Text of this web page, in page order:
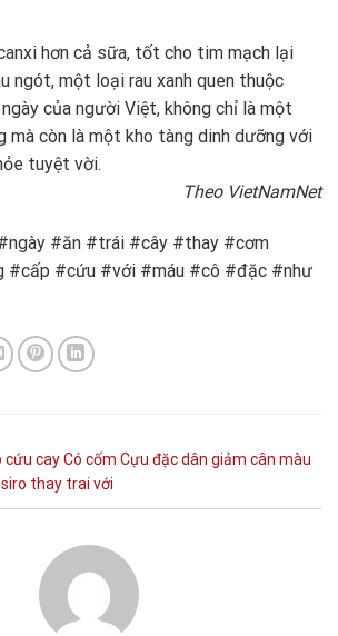
hơn cả sữa, tốt cho tim mạch lại
ngót, một loại rau xanh quen thuộc
của người Việt, không chỉ là một
mà còn là một kho tàng dinh dưỡng với
tuyệt vời.
Theo VietNamNet
#ăn #trái #cây #thay #cơm
#cấp #cứu #với #máu #cô #đặc #như
cứu cayCó cốm Cựu đặcdân giảm cân màu
siro thay trai với